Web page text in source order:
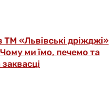
ТМ «Львівські дріжджі»
ми їмо, печемо та